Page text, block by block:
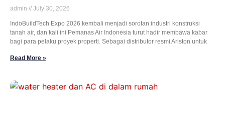
admin July 30, 2026
IndoBuildTech Expo 2026 kembali menjadi sorotan industri konstruksi
tanah air, dan kali ini Pemanas Air Indonesia turut hadir membawa kabar
bagi para pelaku proyek properti. Sebagai distributor resmi Ariston untuk
Read More »